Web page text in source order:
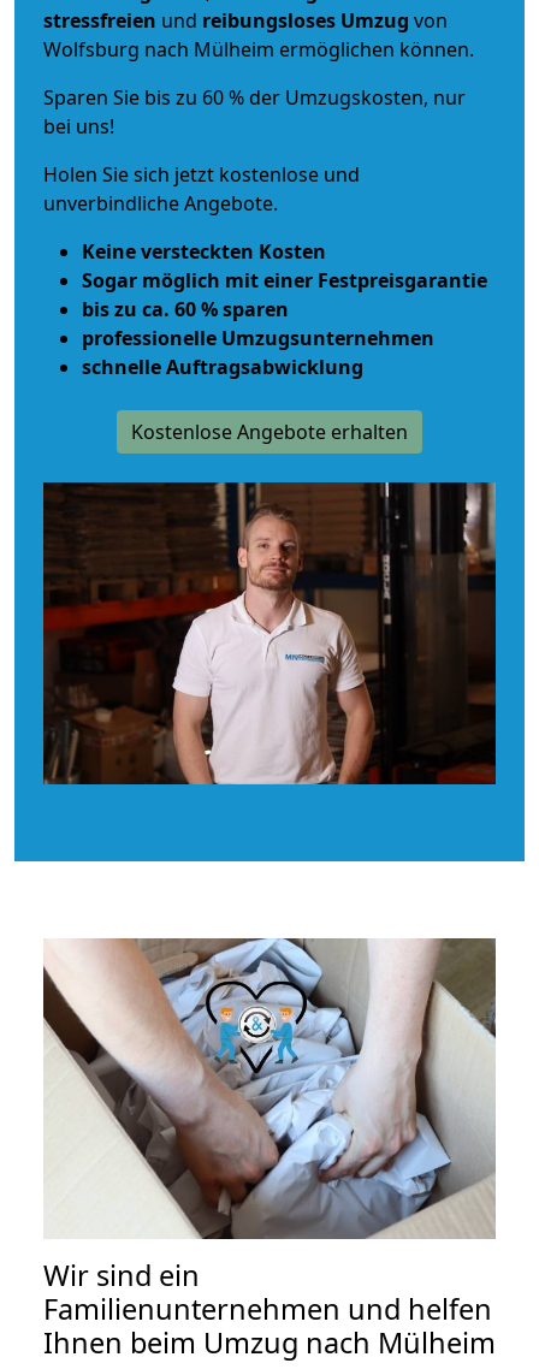
stressfreien und reibungsloses Umzug von
Wolfsburg nach Mülheim ermöglichen können.
Sparen Sie bis zu 60 % der Umzugskosten, nur
bei uns!
Holen Sie sich jetzt kostenlose und
unverbindliche Angebote.
Keine versteckten Kosten
Sogar möglich mit einer Festpreisgarantie
bis zu ca. 60 % sparen
professionelle Umzugsunternehmen
schnelle Auftragsabwicklung
Kostenlose Angebote erhalten
Wir sind ein
Familienunternehmen und helfen
Ihnen beim Umzug nach Mülheim